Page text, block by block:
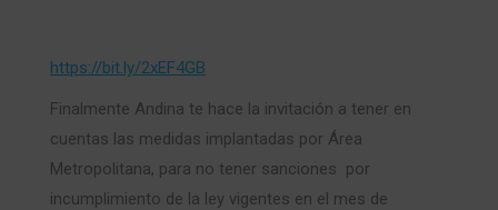
https://bit.ly/2xEF4GB
Finalmente Andina te hace la invitación a tener en
cuentas las medidas implantadas por Área
Metropolitana, para no tener sanciones por
incumplimiento de la ley vigentes en el mes de